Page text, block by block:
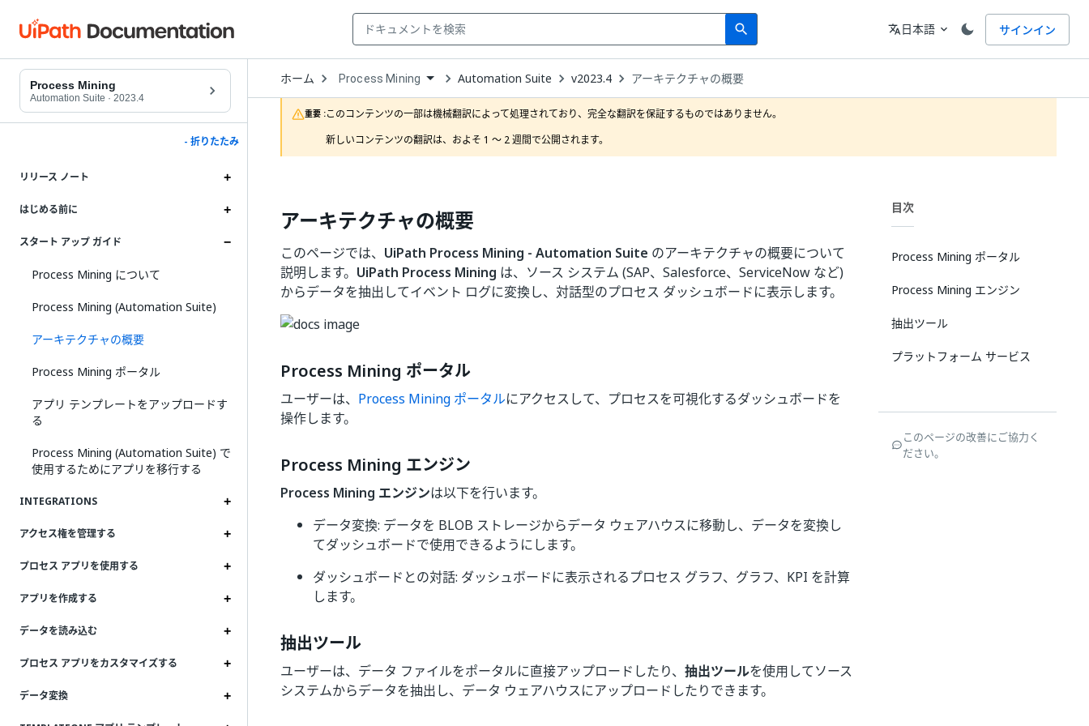
search
Search 言語
translate日本語 expand_more サインイン
Process Mining
Automation Suite · 2023.4
- 折りたたみ
リリース ノート
はじめる前に
スタート アップ ガイド
Process Mining について
Process Mining (Automation Suite)
アーキテクチャの概要
Process Mining ポータル
アプリ テンプレートをアップロードす
る
Process Mining (Automation Suite) で
使用するためにアプリを移行する
INTEGRATIONS
アクセス権を管理する
プロセス アプリを使用する
アプリを作成する
データを読み込む
プロセス アプリをカスタマイズする
データ変換
ホーム Open
Dropdown
to
choose
product
Process Mining Automation Suite v2023.4 アーキテクチャの概要
重要 :このコンテンツの一部は機械翻訳によって処理されており、完全な翻訳を保証するものではありません。
新しいコンテンツの翻訳は、およそ 1 ～ 2 週間で公開されます。
アーキテクチャの概要
このページでは、 UiPath Process Mining - Automation Suite のアーキテクチャの概要について
説明します。 UiPath Process Mining は、ソース システム (SAP、Salesforce、ServiceNow など)
からデータを抽出してイベント ログに変換し、対話型のプロセス ダッシュボードに表示します。​
Process Mining ポータル
ユーザーは、 Process Mining ポータルにアクセスして、プロセスを可視化するダッシュボードを
操作します。
Process Mining エンジン
Process Mining エンジンは以下を行います。
データ変換: データを BLOB ストレージからデータ ウェアハウスに移動し、データを変換し
てダッシュボードで使用できるようにします。
ダッシュボードとの対話: ダッシュボードに表示されるプロセス グラフ、グラフ、KPI を計算
します。
抽出ツール
ユーザーは、データ ファイルをポータルに直接アップロードしたり、 抽出ツールを使用してソース
システムからデータを抽出し、データ ウェアハウスにアップロードしたりできます。
目次
Process Mining ポータル
Process Mining エンジン
抽出ツール
プラットフォーム サービス
このページの改善にご協力く
ださい。